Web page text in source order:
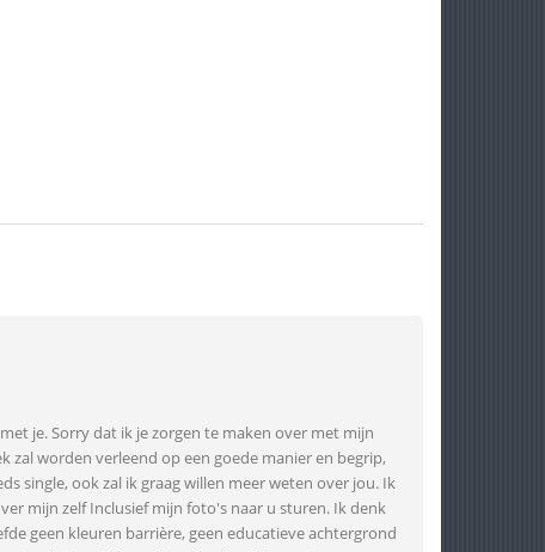
je. Sorry dat ik je zorgen te maken over met mijn
worden verleend op een goede manier en begrip,
single, ook zal ik graag willen meer weten over jou. Ik
mijn zelf Inclusief mijn foto's naar u sturen. Ik denk
geen kleuren barrière, geen educatieve achtergrond